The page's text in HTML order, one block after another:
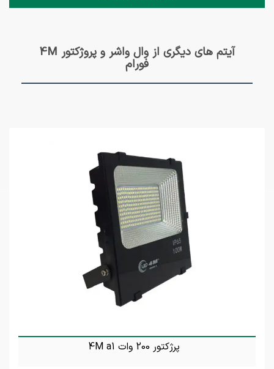
آیتم های دیگری از وال واشر و پروژکتور 4M
فورام
پرژکتور 200 وات 4M a1